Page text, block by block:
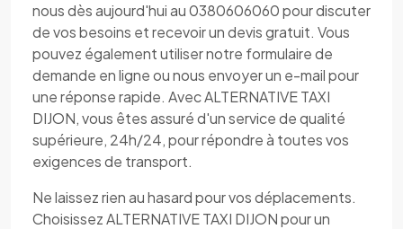
nous dès aujourd'hui au 0380606060 pour discuter
de vos besoins et recevoir un devis gratuit. Vous
pouvez également utiliser notre formulaire de
demande en ligne ou nous envoyer un e-mail pour
une réponse rapide. Avec ALTERNATIVE TAXI
DIJON, vous êtes assuré d'un service de qualité
supérieure, 24h/24, pour répondre à toutes vos
exigences de transport.
Ne laissez rien au hasard pour vos déplacements.
Choisissez ALTERNATIVE TAXI DIJON pour un